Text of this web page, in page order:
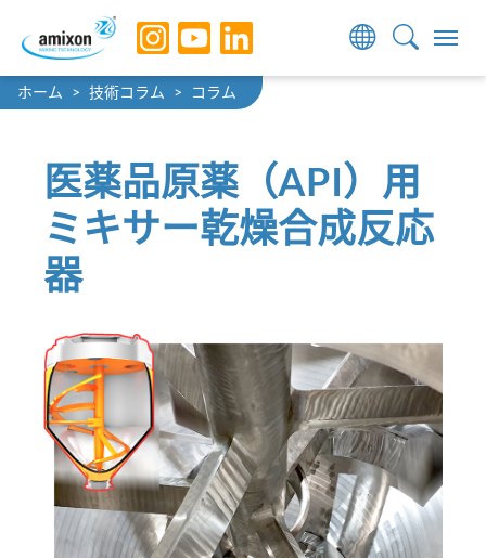
Skip to main navigation
Skip to main content
Skip to page footer
You are here:
ホーム 技術コラム コラム
医薬品原薬（API）用
ミキサー乾燥合成反応
器